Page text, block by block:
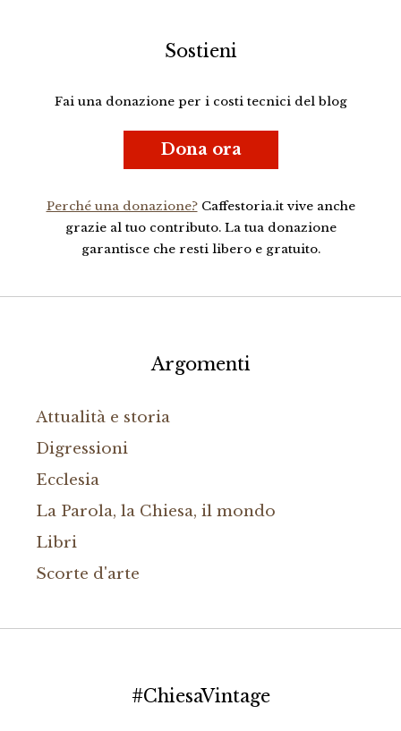
Sostieni
Fai una donazione per i costi tecnici del blog
Dona ora
Perché una donazione?Caffestoria.it vive anche
grazie al tuo contributo. La tua donazione
garantisce che resti libero e gratuito.
Argomenti
Attualità e storia
Digressioni
Ecclesia
La Parola, la Chiesa, il mondo
Libri
Scorte d'arte
#ChiesaVintage